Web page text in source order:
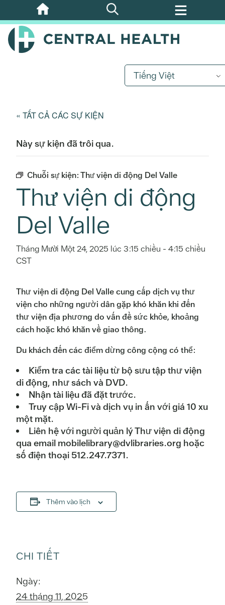
Bỏ
qua
nội
Tiếng Việt
« TẤT CẢ CÁC SỰ KIỆN
Này sự kiện đã trôi qua.
Chuỗi sự kiện:Thư viện di động Del Valle
Thư viện di động
Del Valle
Tháng Mười Một 24, 2025 lúc 3:15 chiều - 4:15 chiều
CST
Thư viện di động Del Valle cung cấp dịch vụ thư
viện cho những người dân gặp khó khăn khi đến
thư viện địa phương do vấn đề sức khỏe, khoảng
cách hoặc khó khăn về giao thông.
Du khách đến các điểm dừng công cộng có thể:
Kiểm tra các tài liệu từ bộ sưu tập thư viện
di động, như sách và DVD.
Nhận tài liệu đã đặt trước.
Truy cập Wi-Fi và dịch vụ in ấn với giá 10 xu
một mặt.
Liên hệ với người quản lý Thư viện di động
qua email mobilelibrary@dvlibraries.org hoặc
số điện thoại 512.247.7371.
Thêm vào lịch
CHI TIẾT
Ngày:
24 tháng 11, 2025